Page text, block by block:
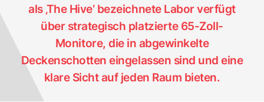
als ‚The Hive‘ bezeichnete Labor verfügt
über strategisch platzierte 65-Zoll-
Monitore, die in abgewinkelte
Deckenschotten eingelassen sind und eine
klare Sicht auf jeden Raum bieten.